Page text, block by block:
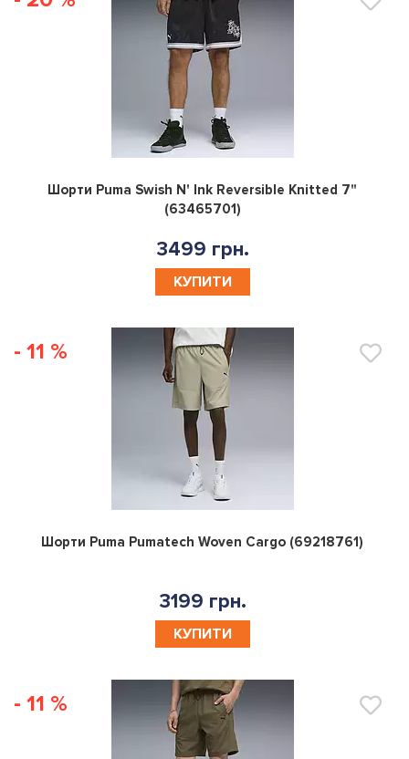
0
Шорти Puma Swish N' Ink Reversible Knitted 7"
(63465701)
3499 грн.
КУПИТИ
- 11 %
0
Шорти Puma Pumatech Woven Cargo (69218761)
3199 грн.
КУПИТИ
- 11 %